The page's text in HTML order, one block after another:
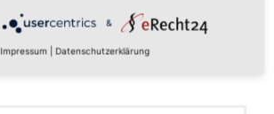
&
Impressum Datenschutzerklärung